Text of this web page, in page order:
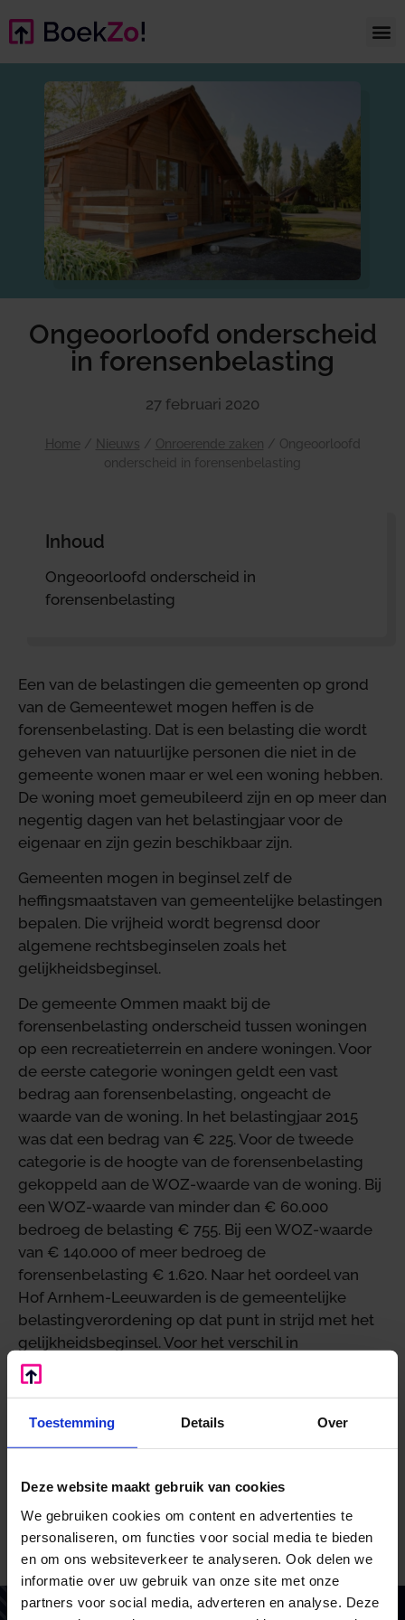
Toestemming Details Over
Deze website maakt gebruik van cookies
We gebruiken cookies om content en advertenties te
personaliseren, om functies voor social media te bieden
en om ons websiteverkeer te analyseren. Ook delen we
informatie over uw gebruik van onze site met onze
partners voor social media, adverteren en analyse. Deze
Ongeoorloofd onderscheid
in forensenbelasting
27 februari 2020
Home / Nieuws / Onroerende zaken / Ongeoorloofd
onderscheid in forensenbelasting
Inhoud
Ongeoorloofd onderscheid in
forensenbelasting
Een van de belastingen die gemeenten op grond
van de Gemeentewet mogen heffen is de
forensenbelasting. Dat is een belasting die wordt
geheven van natuurlijke personen die niet in de
gemeente wonen maar er wel een woning hebben.
De woning moet gemeubileerd zijn en op meer dan
negentig dagen van het belastingjaar voor de
eigenaar en zijn gezin beschikbaar zijn.
Gemeenten mogen in beginsel zelf de
heffingsmaatstaven van gemeentelijke belastingen
bepalen. Die vrijheid wordt begrensd door
algemene rechtsbeginselen zoals het
gelijkheidsbeginsel.
De gemeente Ommen maakt bij de
forensenbelasting onderscheid tussen woningen
op een recreatieterrein en andere woningen. Voor
de eerste categorie woningen geldt een vast
bedrag aan forensenbelasting, ongeacht de
waarde van de woning. In het belastingjaar 2015
was dat een bedrag van € 225. Voor de tweede
categorie is de hoogte van de forensenbelasting
gekoppeld aan de WOZ-waarde van de woning. Bij
een WOZ-waarde van minder dan € 60.000
bedroeg de belasting € 755. Bij een WOZ-waarde
van € 140.000 of meer bedroeg de
forensenbelasting € 1.620. Naar het oordeel van
Hof Arnhem-Leeuwarden is de gemeentelijke
belastingverordening op dat punt in strijd met het
gelijkheidsbeginsel. Voor het verschil in
behandeling ontbrak een verklaring. De enkele
omstandigheid dat een gemeubileerde woning al
geen rechtvaardiging voor de ongelijke
Het hof heeft de aanslag, waarop de procedure
betrekking had, verlaagd tot een bedrag van € 225.
Bron: Hof Arnhem-Leeuwarden | jurisprudentie |
ECLINLGHARL2020861, 18/00550 | 03-02-2020